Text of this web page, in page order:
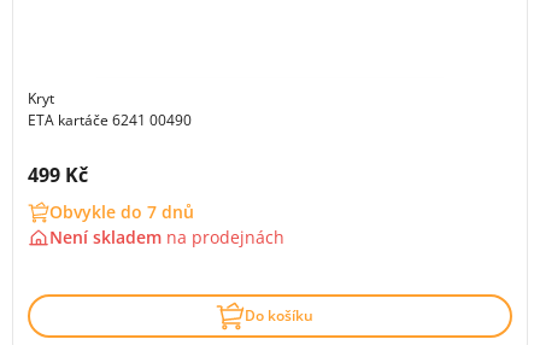
Kryt
ETA kartáče 6241 00490
Cena s DPH:
499 Kč
Obvykle do 7 dnů
Není skladem na prodejnách
Do košíku